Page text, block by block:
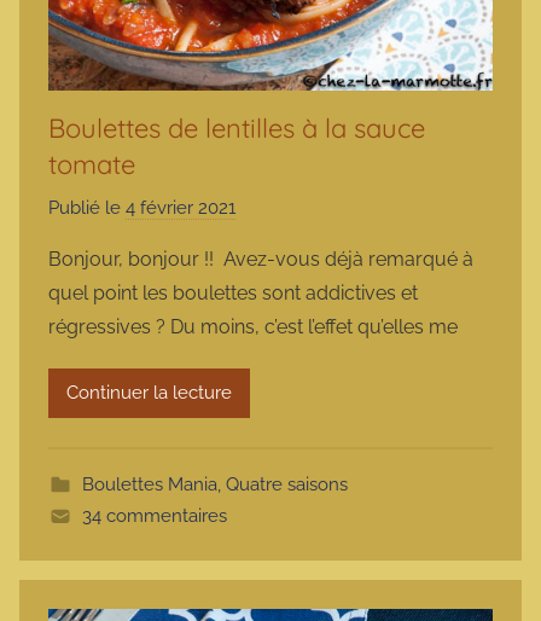
Boulettes de lentilles à la sauce
tomate
Publié le 4 février 2021
r
m
a
r
t
Bonjour, bonjour !! Avez-vous déjà remarqué à
quel point les boulettes sont addictives et
régressives ? Du moins, c’est l’effet qu’elles me
Continuer la lecture
Boulettes Mania, Quatre saisons
34 commentaires